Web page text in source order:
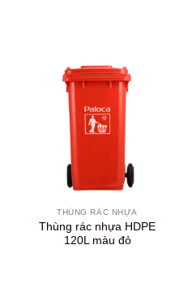
THÙNG RÁC NHỰA
Thùng rác nhựa HDPE
120L màu đỏ